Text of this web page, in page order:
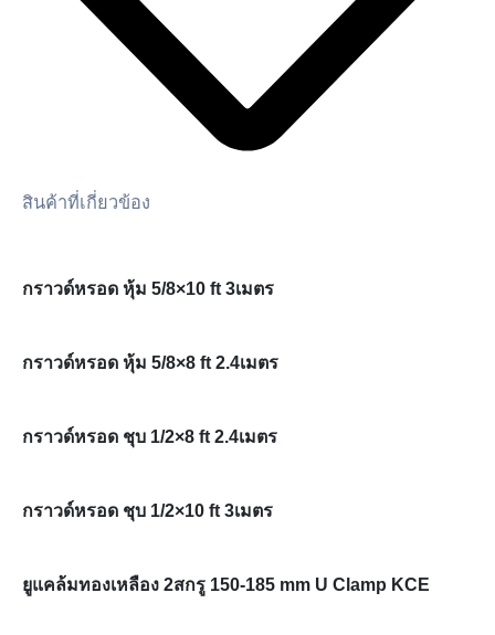
สินค้าที่เกี่ยวข้อง
กราวด์หรอด หุ้ม 5/8×10 ft 3เมตร
กราวด์หรอด หุ้ม 5/8×8 ft 2.4เมตร
กราวด์หรอด ชุบ 1/2×8 ft 2.4เมตร
กราวด์หรอด ชุบ 1/2×10 ft 3เมตร
ยูแคล้มทองเหลือง 2สกรู 150-185 mm U Clamp KCE